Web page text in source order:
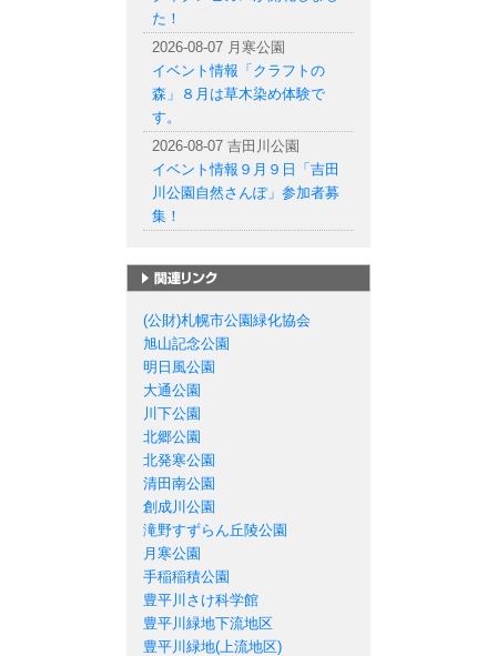
た！
2026-08-07 月寒公園
イベント情報「クラフトの
森」８月は草木染め体験で
す。
2026-08-07 吉田川公園
イベント情報９月９日「吉田
川公園自然さんぽ」参加者募
集！
(公財)札幌市公園緑化協会
旭山記念公園
明日風公園
大通公園
川下公園
北郷公園
北発寒公園
清田南公園
創成川公園
滝野すずらん丘陵公園
月寒公園
手稲稲積公園
豊平川さけ科学館
豊平川緑地下流地区
豊平川緑地(上流地区)